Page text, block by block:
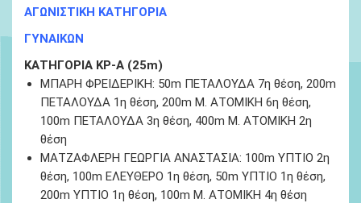
ΑΓΩΝΙΣΤΙΚΗ ΚΑΤΗΓΟΡΙΑ
ΓΥΝΑΙΚΩΝ
ΚΑΤΗΓΟΡΙΑ ΚΡ-Α (25m)
ΜΠΑΡΗ ΦΡΕΙΔΕΡΙΚΗ: 50m ΠΕΤΑΛΟΥΔΑ 7η θέση, 200m
ΠΕΤΑΛΟΥΔΑ 1η θέση, 200m Μ. ΑΤΟΜΙΚΗ 6η θέση,
100m ΠΕΤΑΛΟΥΔΑ 3η θέση, 400m Μ. ΑΤΟΜΙΚΗ 2η
θέση
ΜΑΤΖΑΦΛΕΡΗ ΓΕΩΡΓΙΑ ΑΝΑΣΤΑΣΙΑ: 100m ΥΠΤΙΟ 2η
θέση, 100m ΕΛΕΥΘΕΡΟ 1η θέση, 50m ΥΠΤΙΟ 1η θέση,
200m ΥΠΤΙΟ 1η θέση, 100m Μ. ΑΤΟΜΙΚΗ 4η θέση